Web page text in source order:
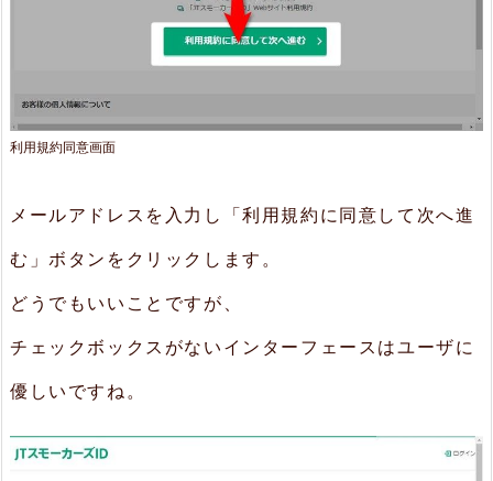
し
し
6.
利用規約同意画面
メールアドレスを入力し「利用規約に同意して次へ進
む」ボタンをクリックします。
どうでもいいことですが、
チェックボックスがないインターフェースはユーザに
優しいですね。